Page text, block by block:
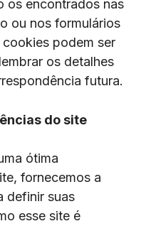
os encontrados nas
ou nos formulários
podem ser
os detalhes
futura.
do site
ótima
fornecemos a
definir suas
esse site é